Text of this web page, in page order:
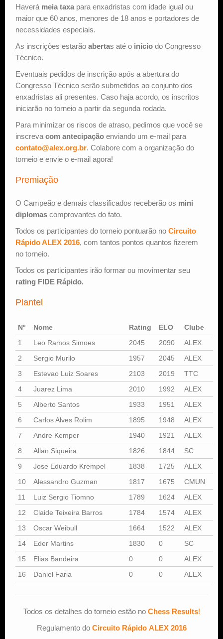
Haverá meia taxa para enxadristas com idade igual ou
maior que 60 anos, menores de 18 anos e portadores de
necessidades especiais.
As inscrições estarão abertas até o início do Congresso
Técnico.
Eventuais pedidos de inscrição após a abertura do
Congresso Técnico serão submetidos ao conjunto dos
enxadristas ali presentes. Caso haja acordo, os inscritos
iniciarão no torneio a partir da segunda rodada.
Para minimizar os riscos de atraso, pedimos que você se
inscreva com antecipação enviando um e-mail para
contato@alex.org.br. Colabore com a organização do
torneio e envie o e-mail agora!
Premiação
O Campeão e demais classificados receberão os mini
diplomas comprovantes do fato.
Todos os participantes do torneio pontuarão no Circuito
Rápido ALEX 2016, com tantos pontos quantos fizerem
no torneio.
Todos os participantes irão formar ou movimentar seu
rating FIDE Rápido.
Plantel
Nº Nome Rating ELO
Clube
1
Leo Ramos Simoes 2045 2090
ALEX
2
Sergio Murilo 1957 2045
ALEX
3
Estevao Luiz Soares 2103 2019
TTC
4
Juarez Lima 2010 1992
ALEX
5
Alberto Santos 1933 1951
ALEX
6
Carlos Alves Rolim 1895 1948
ALEX
7
Andre Kemper 1940 1921
ALEX
8
Allan Siqueira 1826 1844
SC
9
Jose Eduardo Krempel 1838 1725
ALEX
10
Alessandro Guzman 1817 1675
CMUN
11
Luiz Sergio Tiomno 1789 1624
ALEX
12
Claide Teixeira Barros 1784 1574
ALEX
13
Oscar Weibull 1664 1522
ALEX
14
Eder Martins 1830 0
SC
15
Elias Bandeira 0 0
ALEX
16
Daniel Faria 0 0 ALEX
Todos os detalhes do torneio estão no Chess Results!
Regulamento do Circuito Rápido ALEX 2016